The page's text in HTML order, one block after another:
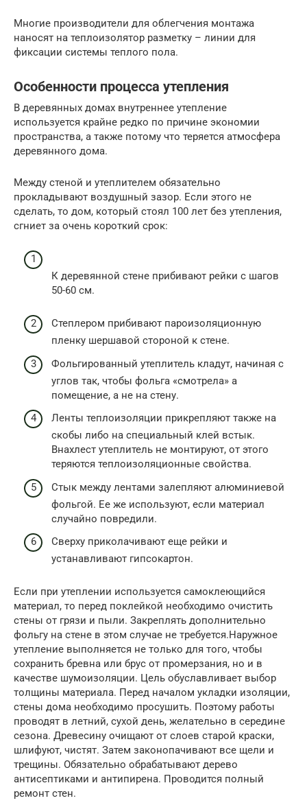
Многие производители для облегчения монтажа
наносят на теплоизолятор разметку – линии для
фиксации системы теплого пола.
Особенности процесса утепления
В деревянных домах внутреннее утепление
используется крайне редко по причине экономии
пространства, а также потому что теряется атмосфера
деревянного дома.
Между стеной и утеплителем обязательно
прокладывают воздушный зазор. Если этого не
сделать, то дом, который стоял 100 лет без утепления,
сгниет за очень короткий срок:
К деревянной стене прибивают рейки с шагов
50-60 см.
Степлером прибивают пароизоляционную
пленку шершавой стороной к стене.
Фольгированный утеплитель кладут, начиная с
углов так, чтобы фольга «смотрела» а
помещение, а не на стену.
Ленты теплоизоляции прикрепляют также на
скобы либо на специальный клей встык.
Внахлест утеплитель не монтируют, от этого
теряются теплоизоляционные свойства.
Стык между лентами залепляют алюминиевой
фольгой. Ее же используют, если материал
случайно повредили.
Сверху приколачивают еще рейки и
устанавливают гипсокартон.
Если при утеплении используется самоклеющийся
материал, то перед поклейкой необходимо очистить
стены от грязи и пыли. Закреплять дополнительно
фольгу на стене в этом случае не требуется.Наружное
утепление выполняется не только для того, чтобы
сохранить бревна или брус от промерзания, но и в
качестве шумоизоляции. Цель обуславливает выбор
толщины материала. Перед началом укладки изоляции,
стены дома необходимо просушить. Поэтому работы
проводят в летний, сухой день, желательно в середине
сезона. Древесину очищают от слоев старой краски,
шлифуют, чистят. Затем законопачивают все щели и
трещины. Обязательно обрабатывают дерево
антисептиками и антипирена. Проводится полный
ремонт стен.